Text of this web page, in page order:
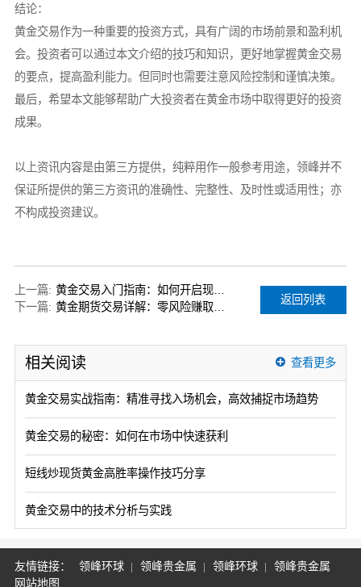
结论：
黄金交易作为一种重要的投资方式，具有广阔的市场前景和盈利机
会。投资者可以通过本文介绍的技巧和知识，更好地掌握黄金交易
的要点，提高盈利能力。但同时也需要注意风险控制和谨慎决策。
最后，希望本文能够帮助广大投资者在黄金市场中取得更好的投资
成果。
以上资讯内容是由第三方提供，纯粹用作一般参考用途，领峰并不
保证所提供的第三方资讯的准确性、完整性、及时性或适用性；亦
不构成投资建议。
上一篇:
黄金交易入门指南：如何开启现货黄金交易之旅？
下一篇:
黄金期货交易详解：零风险赚取稳定利润
返回列表
相关阅读 查看更多
黄金交易实战指南：精准寻找入场机会，高效捕捉市场趋势
黄金交易的秘密：如何在市场中快速获利
短线炒现货黄金高胜率操作技巧分享
黄金交易中的技术分析与实践
友情链接： 领峰环球 领峰贵金属 领峰环球
领峰贵金属
网站地图